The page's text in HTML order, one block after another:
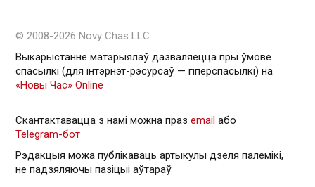
© 2008-2026 Novy Chas LLC
Выкарыстанне матэрыялаў дазваляецца пры ўмове
спасылкі (для інтэрнэт-рэсурсаў — гiперспасылкi) на
«Новы Час» Online
Скантактавацца з намі можна праз email або
Telegram-бот
Рэдакцыя можа публікаваць артыкулы дзеля палемікі,
не падзяляючы пазіцыі аўтараў